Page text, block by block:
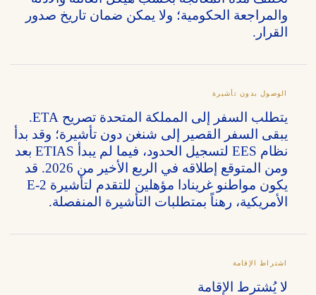
والمراجعة الحكومية؛ ولا يمكن ضمان تاريخ صدور
القرار.
الوصول بدون تأشيرة
يتطلب السفر إلى المملكة المتحدة تصريح ETA.
يبقى السفر القصير إلى شنغن دون تأشيرة؛ وقد بدأ
نظام EES لتسجيل الحدود، فيما لم يبدأ ETIAS بعد
ومن المتوقع إطلاقه في الربع الأخير من 2026. قد
يكون مواطنو غرينادا مؤهلين للتقدم لتأشيرة E-2
الأمريكية، رهناً بمتطلبات التأشيرة المنفصلة.
اشتراط الإقامة
لا يُشترط الإقامة